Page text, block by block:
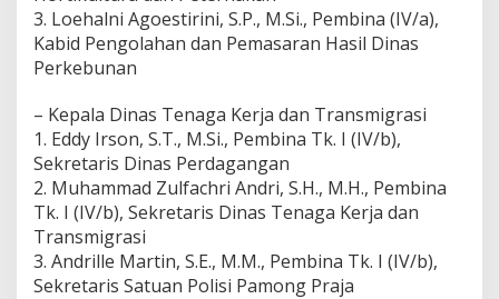
3. Loehalni Agoestirini, S.P., M.Si., Pembina (IV/a),
Kabid Pengolahan dan Pemasaran Hasil Dinas
Perkebunan
– Kepala Dinas Tenaga Kerja dan Transmigrasi
1. Eddy Irson, S.T., M.Si., Pembina Tk. I (IV/b),
Sekretaris Dinas Perdagangan
2. Muhammad Zulfachri Andri, S.H., M.H., Pembina
Tk. I (IV/b), Sekretaris Dinas Tenaga Kerja dan
Transmigrasi
3. Andrille Martin, S.E., M.M., Pembina Tk. I (IV/b),
Sekretaris Satuan Polisi Pamong Praja